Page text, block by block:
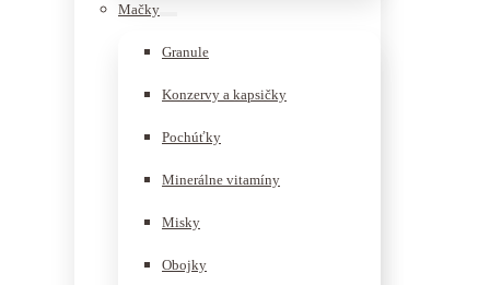
Mačky
Granule
Konzervy a kapsičky
Pochúťky
Minerálne vitamíny
Misky
Obojky